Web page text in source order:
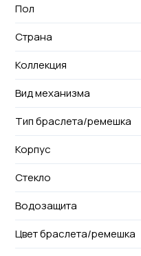
Пол
Страна
Коллекция
Вид механизма
Тип браслета/ремешка
Корпус
Стекло
Водозащита
Цвет браслета/ремешка